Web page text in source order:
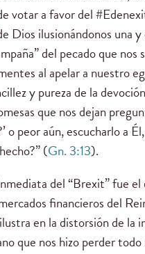
votar a favor del
Dios ilusionándonos una
del pecado que nos
al apelar a nuestro
y pureza de la
que nos dejan
o peor aún, escucharlo a
(Gn. 3:13).
del “Brexit” fue el
financieros del
en la distorsión de la
que nos hizo perder